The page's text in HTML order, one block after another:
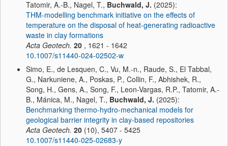
Tatomir, A.-B., Nagel, T., Buchwald, J. (2025):
THM-modelling benchmark initiative on the effects of
temperature on the disposal of heat-generating radioactive
waste in clay formations
Acta Geotech. 20 , 1621 - 1642
10.1007/s11440-024-02502-w
Simo, E., de Lesquen, C., Vu, M.-n., Raude, S., El Tabbal,
G., Narkuniene, A., Poskas, P., Collin, F., Abhishek, R.,
Song, H., Gens, A., Song, F., Leon-Vargas, R.P., Tatomir, A.-
B., Mánica, M., Nagel, T., Buchwald, J. (2025):
Benchmarking thermo-hydro-mechanical models for
geological barrier integrity in clay-based repositories
Acta Geotech. 20 (10), 5407 - 5425
10.1007/s11440-025-02683-y